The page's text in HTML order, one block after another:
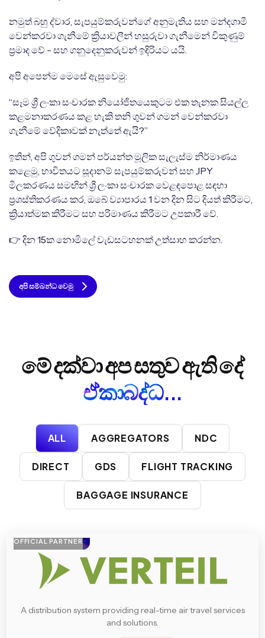
නමුත් බහු ද්වාර, සැපයුම්කරුවන්ගේ අනුමැතිය සහ මන්දගාමී
වෙන්කරවා ගැනීමේ ක්‍රියාවලීන් හසුරුවා ගැනීමෙන් විකුණුම්
ප්‍රමාද වේ - සහ ගනුදෙනුකරුවන් ඉදිරියට යයි.
අපි අපෙන්ම මෙසේ ඇසුවෙමු:
“සෑම ශ්‍රී ලංකා සංචාරක නියෝජිතයෙකුටම එක තැනක සියල්ල
කළමනාකරණය කළ හැකි තනි ගුවන් ගමන් වෙන්කරවා
ගැනීමේ වේදිකාවක් නැත්තේ ඇයි?”
ඉතින්, අපි ගුවන් ගමන් පර්යන්ත මූලික සැලැස්ම නිර්මාණය
කළෙමු, භාවිතයට සූදානම් සැපයුම්කරුවන් සහ JPY
මිලකරණය සමඟින් ශ්‍රී ලංකා සංචාරක වෙළඳපොළ සඳහා
ප්‍රශස්තිකරණය කර, ඔබේ ව්‍යාපාරය 1 වන දින සිට දියත් කිරීමට,
ක්‍රියාත්මක කිරීමට සහ පරිමාණය කිරීමට උපකාරී වේ.
👉 දින 15ක නොමිලේ වැඩසටහනක් උත්සාහ කරන්න.
අපි සම්බන්ධ වෙමු
මේ දක්වා අප සතුව ඇති දේ
ඒකාබද්ධ...
ALL AGGREGATORS NDC
DIRECT GDS FLIGHT TRACKING
BAGGAGE INSURANCE
OFFICIAL PARTNER
A distribution system providing real-time air travel services
and solutions.